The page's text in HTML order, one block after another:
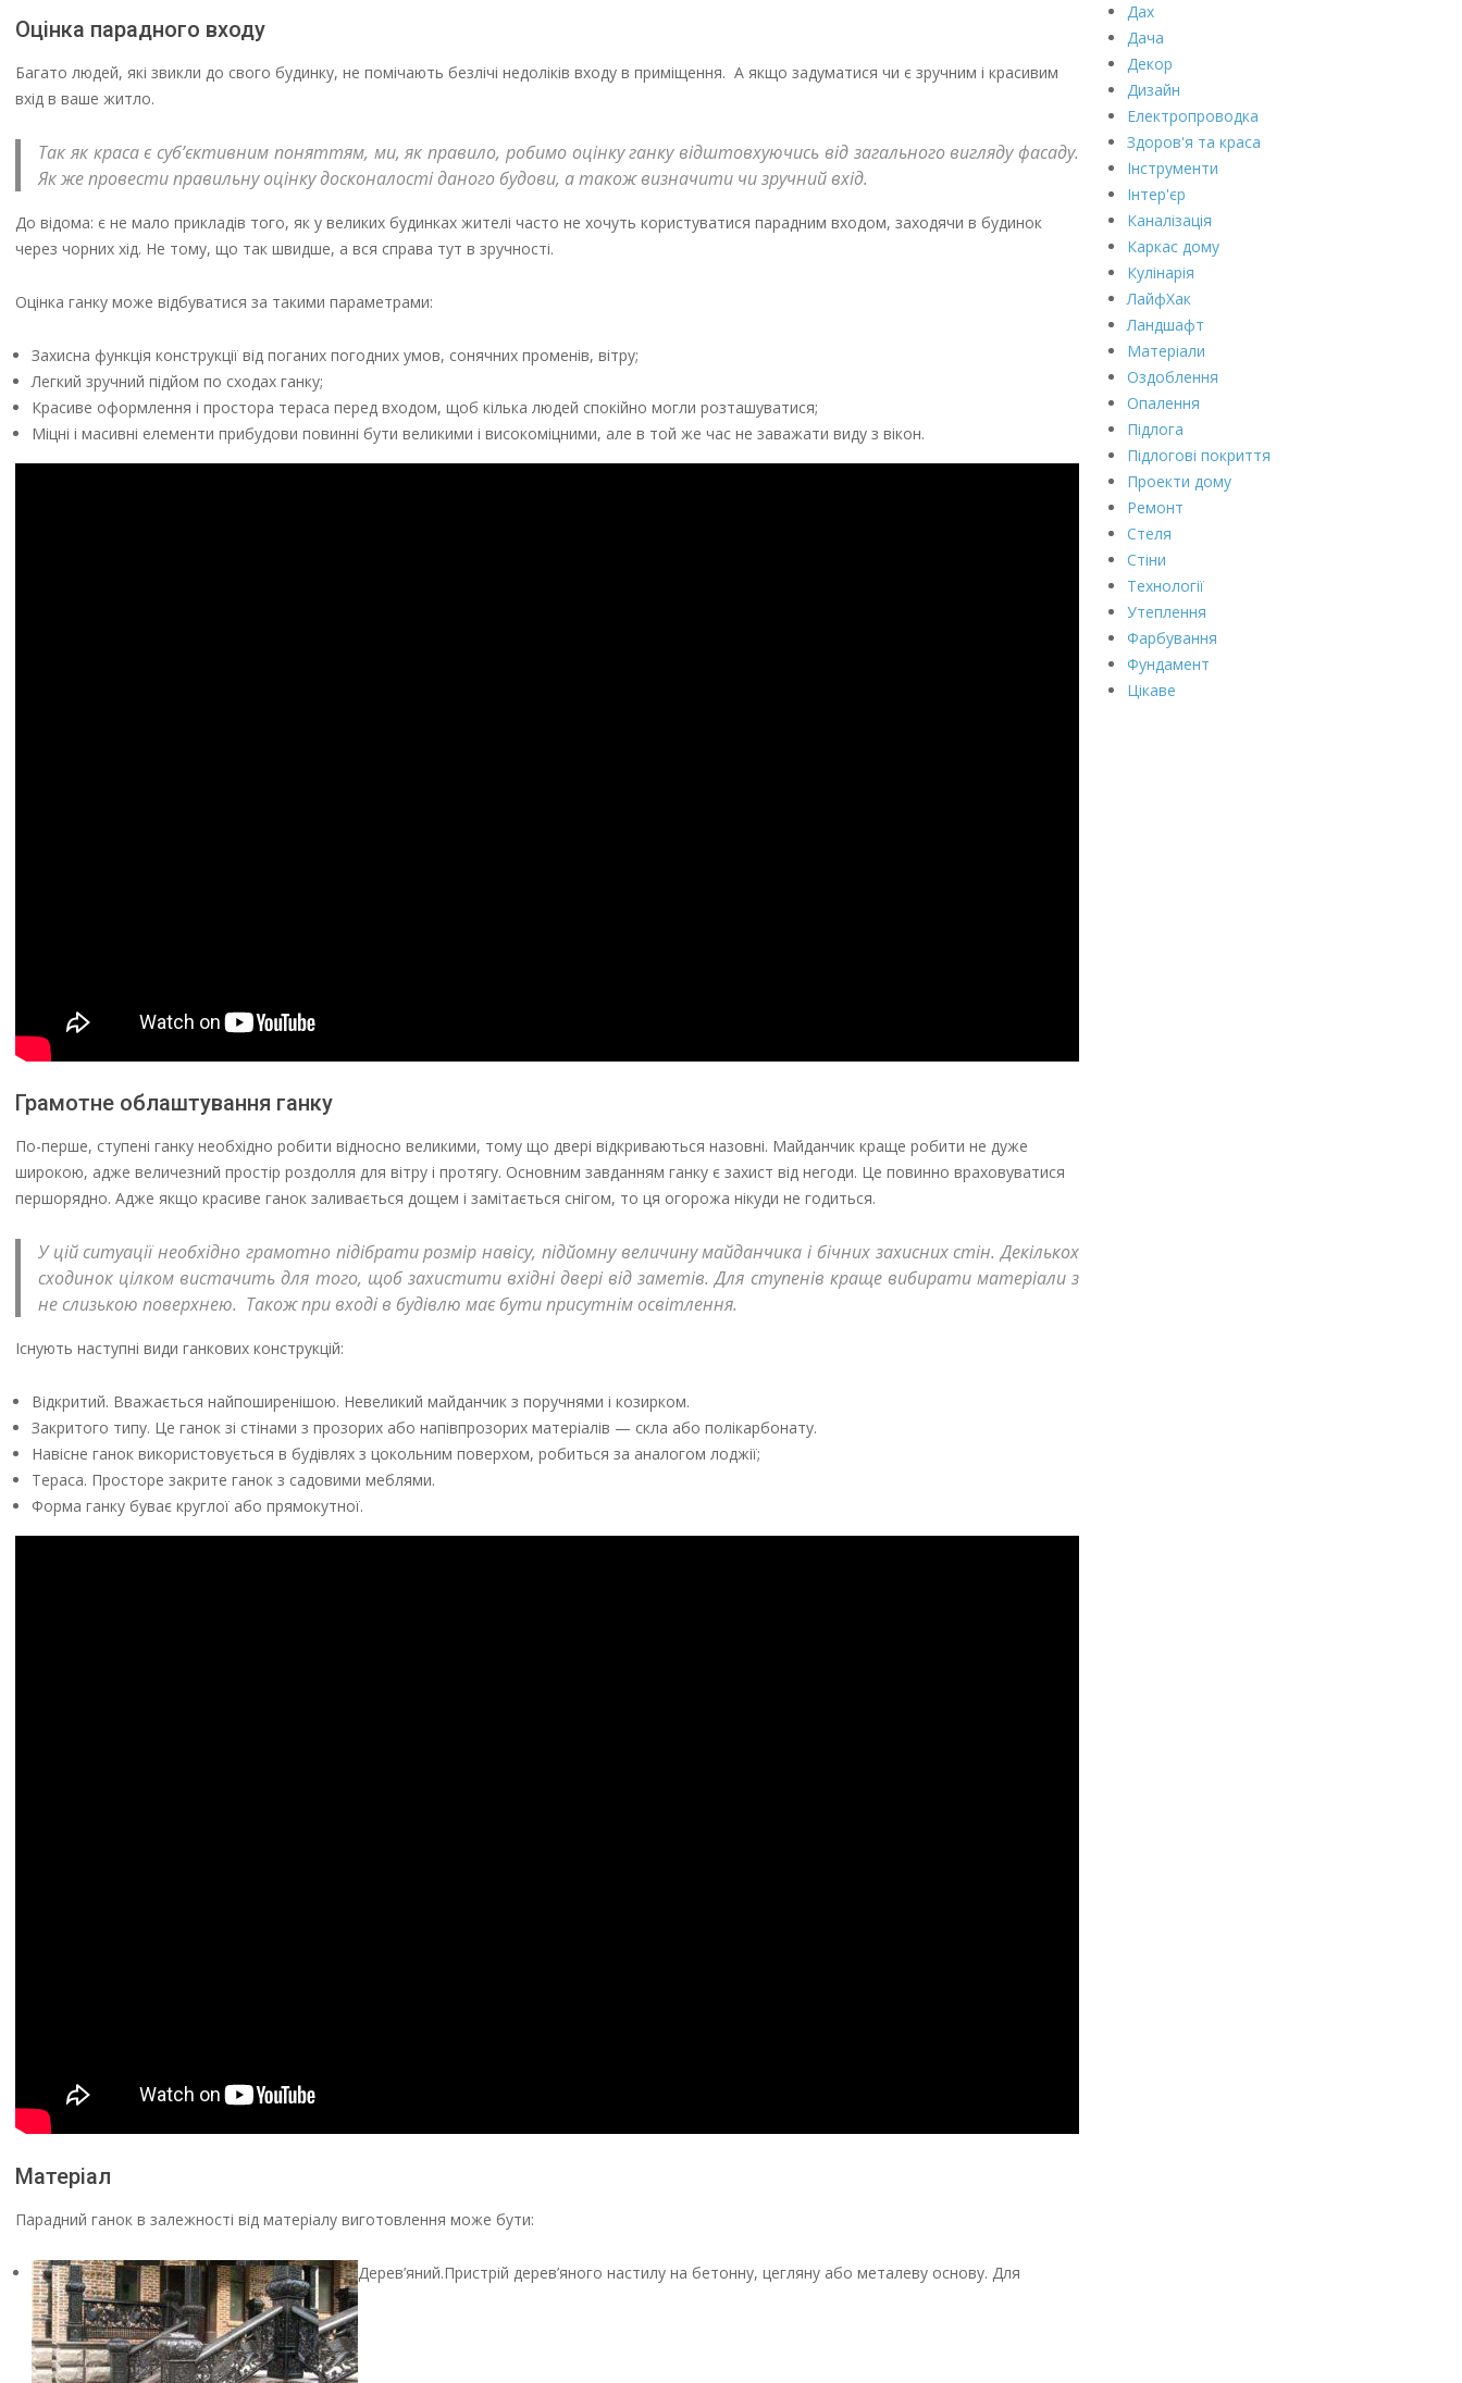
Оцінка парадного входу
Багато людей, які звикли до свого будинку, не помічають безлічі недоліків входу в приміщення. А якщо задуматися чи є зручним і красивим
вхід в ваше житло.
Так як краса є суб’єктивним поняттям, ми, як правило, робимо оцінку ганку відштовхуючись від загального вигляду фасаду.
Як же провести правильну оцінку досконалості даного будови, а також визначити чи зручний вхід.
До відома: є не мало прикладів того, як у великих будинках жителі часто не хочуть користуватися парадним входом, заходячи в будинок
через чорних хід. Не тому, що так швидше, а вся справа тут в зручності.
Оцінка ганку може відбуватися за такими параметрами:
Захисна функція конструкції від поганих погодних умов, сонячних променів, вітру;
Легкий зручний підйом по сходах ганку;
Красиве оформлення і простора тераса перед входом, щоб кілька людей спокійно могли розташуватися;
Міцні і масивні елементи прибудови повинні бути великими і високоміцними, але в той же час не заважати виду з вікон.
Грамотне облаштування ганку
По-перше, ступені ганку необхідно робити відносно великими, тому що двері відкриваються назовні. Майданчик краще робити не дуже
широкою, адже величезний простір роздолля для вітру і протягу. Основним завданням ганку є захист від негоди. Це повинно враховуватися
першорядно. Адже якщо красиве ганок заливається дощем і замітається снігом, то ця огорожа нікуди не годиться.
У цій ситуації необхідно грамотно підібрати розмір навісу, підйомну величину майданчика і бічних захисних стін. Декількох
сходинок цілком вистачить для того, щоб захистити вхідні двері від заметів. Для ступенів краще вибирати матеріали з
не слизькою поверхнею. Також при вході в будівлю має бути присутнім освітлення.
Існують наступні види ганкових конструкцій:
Відкритий. Вважається найпоширенішою. Невеликий майданчик з поручнями і козирком.
Закритого типу. Це ганок зі стінами з прозорих або напівпрозорих матеріалів — скла або полікарбонату.
Навісне ганок використовується в будівлях з цокольним поверхом, робиться за аналогом лоджії;
Тераса. Просторе закрите ганок з садовими меблями.
Форма ганку буває круглої або прямокутної.
Матеріал
Парадний ганок в залежності від матеріалу виготовлення може бути:
Дерев’яний.Пристрій дерев’яного настилу на бетонну, цегляну або металеву основу. Для
Дах
Дача
Декор
Дизайн
Електропроводка
Здоров'я та краса
Інструменти
Інтер'єр
Каналізація
Каркас дому
Кулінарія
ЛайфХак
Ландшафт
Матеріали
Оздоблення
Опалення
Підлога
Підлогові покриття
Проекти дому
Ремонт
Стеля
Стіни
Технології
Утеплення
Фарбування
Фундамент
Цікаве